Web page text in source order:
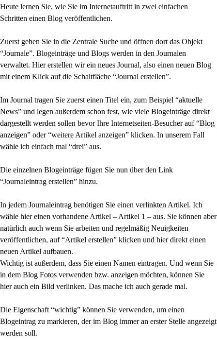
Heute lernen Sie, wie Sie im Internetauftritt in zwei einfachen
Schritten einen Blog veröffentlichen.
Zuerst gehen Sie in die Zentrale Suche und öffnen dort das Objekt
“Journale”. Blogeinträge und Blogs werden in den Journalen
verwaltet. Hier erstellen wir ein neues Journal, also einen neuen Blog
mit einem Klick auf die Schaltfläche “Journal erstellen”.
Im Journal tragen Sie zuerst einen Titel ein, zum Beispiel “aktuelle
News” und legen außerdem schon fest, wie viele Blogeinträge direkt
dargestellt werden sollen bevor Ihre Internetseiten-Besucher auf “Blog
anzeigen” oder “weitere Artikel anzeigen” klicken. In unserem Fall
wähle ich einfach mal “drei” aus.
Die einzelnen Blogeinträge fügen Sie nun über den Link
“Journaleintrag erstellen” hinzu.
In jedem Journaleintrag benötigen Sie einen verlinkten Artikel. Ich
wähle hier einen vorhandene Artikel – Artikel 1 – aus. Sie können aber
natürlich auch wenn Sie arbeiten und regelmäßig Neuigkeiten
veröffentlichen, auf “Artikel erstellen” klicken und hier direkt einen
neuen Artikel aufbauen.
Wichtig ist außerdem, dass Sie einen Namen eintragen. Und wenn Sie
in dem Blog Fotos verwenden bzw. anzeigen möchten, können Sie
hier auch ein Bild verlinken. Das mache ich auch gerade mal.
Die Eigenschaft “wichtig” können Sie verwenden, um einen
Blogeintrag zu markieren, der im Blog immer an erster Stelle angezeigt
werden soll.